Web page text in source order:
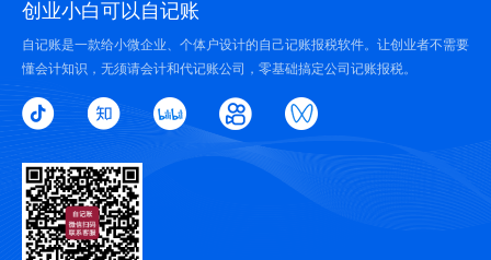
创业小白可以自记账
自记账是一款给小微企业、个体户设计的自己记账报税软件。让创业者不需要
懂会计知识，无须请会计和代记账公司，零基础搞定公司记账报税。